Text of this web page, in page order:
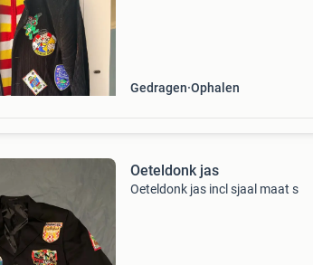
Gedragen Ophalen
Oeteldonk jas
Oeteldonk jas incl sjaal maat s